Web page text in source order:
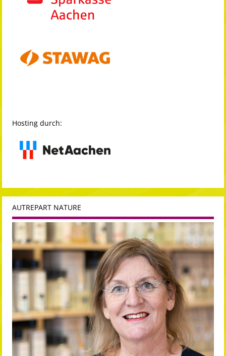
Hosting durch:
AUTREPART NATURE